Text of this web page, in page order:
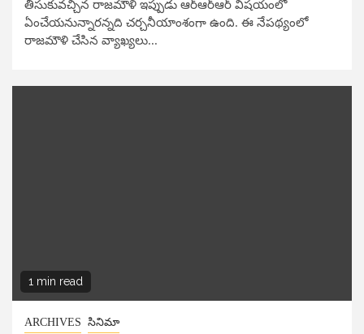
తీసుకువచ్చిన రాజమౌళి ఇప్పుడు ఆర్ఆర్ఆర్ విషయంలో
ఏంచేయనున్నారన్నది చర్చనీయాంశంగా ఉంది. ఈ నేపథ్యంలో
రాజమౌళి చేసిన వ్యాఖ్యలు...
1 min read
ARCHIVES సినిమా